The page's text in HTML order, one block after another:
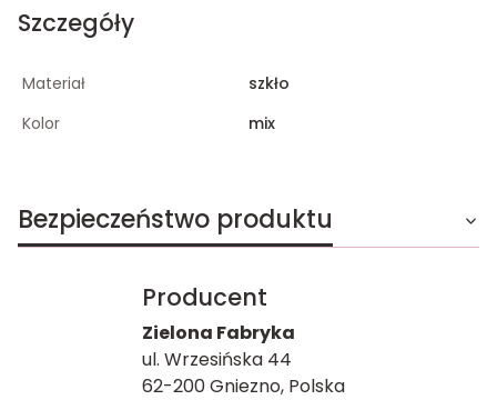
Szczegóły
Materiał
szkło
Kolor
mix
Bezpieczeństwo produktu
Producent
Zielona Fabryka
ul. Wrzesińska 44
62-200 Gniezno, Polska